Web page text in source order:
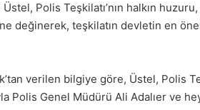
Üstel, Polis Teşkilatı’nın halkın
değinerek, teşkilatın devletin en
verilen bilgiye göre, Üstel, Polis
Polis Genel Müdürü Ali Adalıer ve